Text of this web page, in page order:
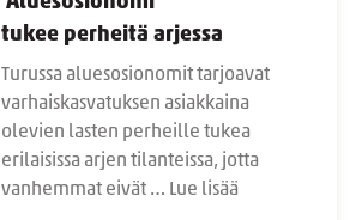
tukee perheitä arjessa
Turussa aluesosionomit tarjoavat
varhaiskasvatuksen asiakkaina
olevien lasten perheille tukea
erilaisissa arjen tilanteissa, jotta
vanhemmat eivät … Lue lisää